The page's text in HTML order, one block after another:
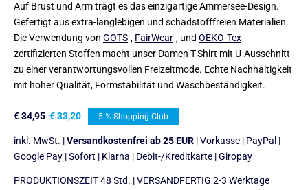
Auf Brust und Arm trägt es das einzigartige Ammersee-Design.
Gefertigt aus extra-langlebigen und schadstofffreien Materialien.
Die Verwendung von GOTS-, FairWear-, und OEKO-Tex
zertifizierten Stoffen macht unser Damen T-Shirt mit U-Ausschnitt
zu einer verantwortungsvollen Freizeitmode. Echte Nachhaltigkeit
mit hoher Qualität, Formstabilität und Waschbeständigkeit.
€34,95 €33,20 5 % Shopping Club
inkl. MwSt. |Versandkostenfrei ab 25 EUR | Vorkasse | PayPal |
Google Pay | Sofort | Klarna | Debit-/Kreditkarte | Giropay
PRODUKTIONSZEIT 48 Std. | VERSANDFERTIG 2-3 Werktage